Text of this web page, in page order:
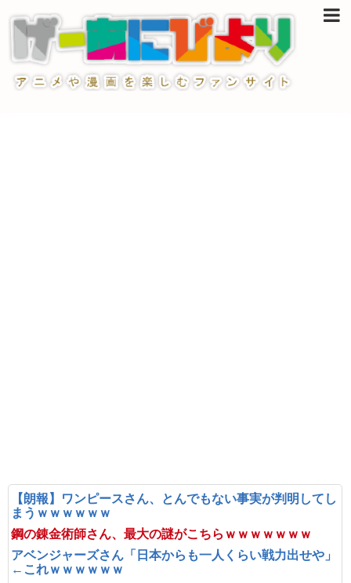
【朗報】ワンピースさん、とんでもない事実が判明してし
まうｗｗｗｗｗｗ
鋼の錬金術師さん、最大の謎がこちらｗｗｗｗｗｗｗ
アベンジャーズさん「日本からも一人くらい戦力出せや」
←これｗｗｗｗｗｗ